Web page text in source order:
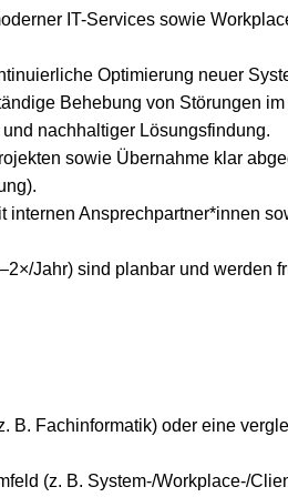
IT-Services sowie
Optimierung neuer
Behebung von Störungen
nachhaltiger Lösungsfindung.
sowie Übernahme klar
internen Ansprechpartner*innen
Jahr) sind planbar und werden
B. Fachinformatik) oder eine
(z. B. System-/Workplace-/